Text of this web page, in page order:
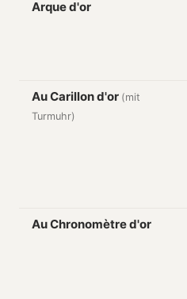
Arque d'or
Au Carillon d'or (mit
Turmuhr)
Au Chronomètre d'or